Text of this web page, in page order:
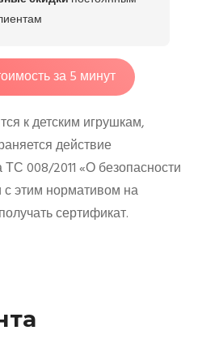
за 5 минут
к детским игрушкам,
действие
008/2011 «О безопасности
с этим нормативом на
сертификат.